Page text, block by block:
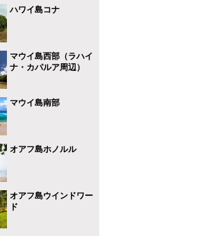
ハワイ島コナ
マウイ島西部（ラハイ
ナ・カパルア周辺）
マウイ島南部
オアフ島ホノルル
オアフ島ウインドワー
ド